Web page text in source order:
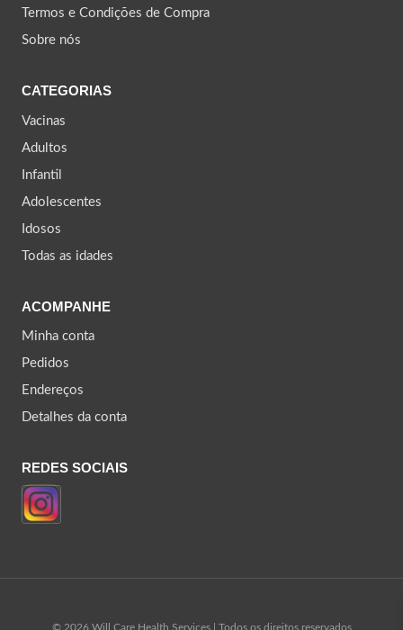
Termos e Condições de Compra
Sobre nós
CATEGORIAS
Vacinas
Adultos
Infantil
Adolescentes
Idosos
Todas as idades
ACOMPANHE
Minha conta
Pedidos
Endereços
Detalhes da conta
REDES SOCIAIS
© 2026 Will Care Health Services | Todos os direitos reservados